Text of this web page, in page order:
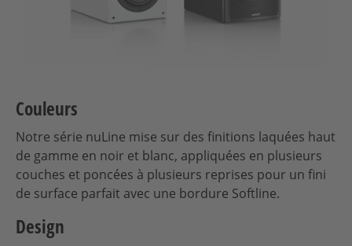
Couleurs
Notre série nuLine mise sur des finitions laquées haut
de gamme en noir et blanc, appliquées en plusieurs
couches et poncées à plusieurs reprises pour un fini
de surface parfait avec une bordure Softline.
Design